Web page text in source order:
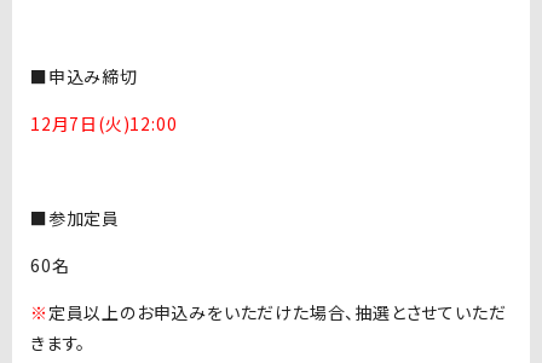
■申込み締切
12月7日(火)12:00
■参加定員
60名
※ 定員以上のお申込みをいただけた場合、抽選とさせていただ
きます。